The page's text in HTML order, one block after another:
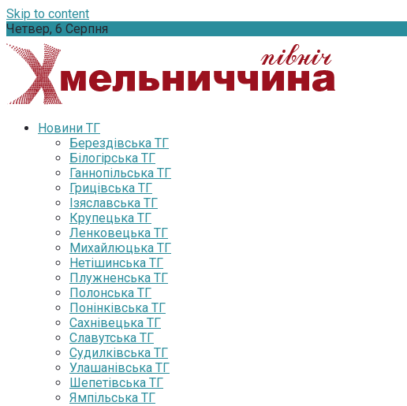
Skip to content
Четвер, 6 Серпня
Новини ТГ
Берездівська ТГ
Білогірська ТГ
Ганнопільська ТГ
Грицівська ТГ
Ізяславська ТГ
Крупецька ТГ
Ленковецька ТГ
Михайлюцька ТГ
Нетішинська ТГ
Плужненська ТГ
Полонська ТГ
Понінківська ТГ
Сахнівецька ТГ
Славутська ТГ
Судилківська ТГ
Улашанівська ТГ
Шепетівська ТГ
Ямпільська ТГ